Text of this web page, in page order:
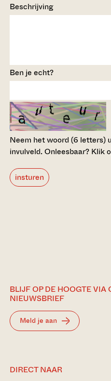
Beschrijving
Ben je echt?
Neem het woord (6 letters)
invulveld.Onleesbaar? Klik
insturen
BLIJF OP DE HOOGTE VIA
NIEUWSBRIEF
Meld je aan
DIRECT NAAR